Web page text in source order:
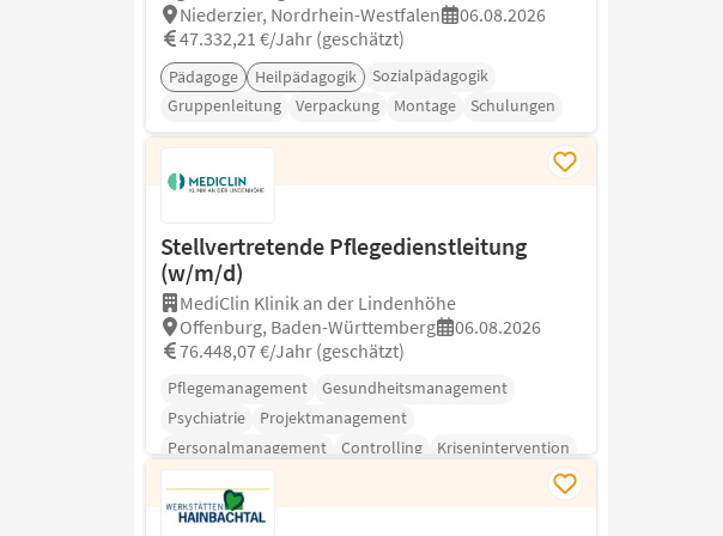
Niederzier, Nordrhein-Westfalen
06.08.2026
47.332,21 €/Jahr (geschätzt)
Pädagoge Heilpädagogik
Sozialpädagogik
Gruppenleitung
Verpackung Montage Schulungen
Stellvertretende Pflegedienstleitung
(w/m/d)
MediClin Klinik an der Lindenhöhe
Offenburg, Baden-Württemberg
06.08.2026
76.448,07 €/Jahr (geschätzt)
Pflegemanagement
Gesundheitsmanagement
Psychiatrie
Projektmanagement
Personalmanagement
Controlling Krisenintervention